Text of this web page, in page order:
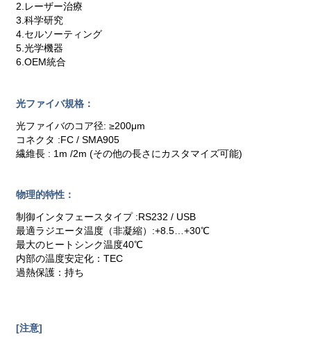
2.レーザー治療
3.科学研究
4.セルソーティング
5.光学機器
6.OEM統合
光ファイバ規格：
光ファイバのコア径: ≥200μm
コネクタ :FC / SMA905
繊維長 : 1m /2m (その他の長さにカスタマイズ可能)
物理的特性：
制御インタフェースタイプ :RS232 / USB
最適ラジエータ温度（非凝縮）:+8.5…+30℃
最大のヒートシンク温度40℃
内部の温度安定化：TEC
過熱保護：持ち
[注意]